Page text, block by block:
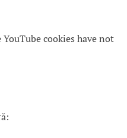
cookies have not